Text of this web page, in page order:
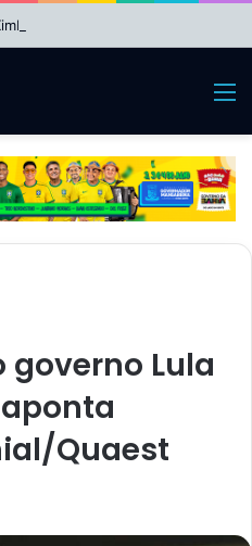
governo Lula
Quaest